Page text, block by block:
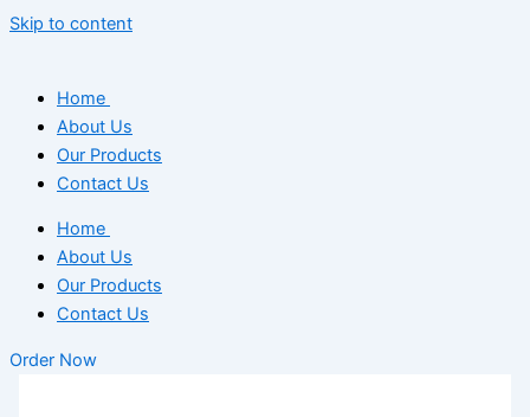
Skip to content
Home
About Us
Our Products
Contact Us
Home
About Us
Our Products
Contact Us
Order Now